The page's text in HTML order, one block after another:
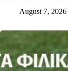
August 7, 2026